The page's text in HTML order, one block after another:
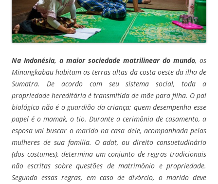
Na Indonésia, a maior sociedade matrilinear do mundo, os
Minangkabau habitam as terras altas da costa oeste da ilha de
Sumatra. De acordo com seu sistema social, toda a
propriedade hereditária é transmitida de mãe para filha. O pai
biológico não é o guardião da criança; quem desempenha esse
papel é o mamak, o tio. Durante a cerimônia de casamento, a
esposa vai buscar o marido na casa dele, acompanhada pelas
mulheres de sua família. O adat, ou direito consuetudinário
(dos costumes), determina um conjunto de regras tradicionais
não escritas sobre questões de matrimônio e propriedade.
Segundo essas regras, em caso de divórcio, o marido deve